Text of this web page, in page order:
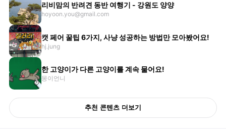
리비맘의 반려견 동반 여행기 - 강원도 양양
hoyoon.you@gmail.com
캣 페어 꿀팁 6가지, 사냥 성공하는 방법만 모아봤어요!
hj.jung
한 고양이가 다른 고양이를 계속 물어요!
몽이언니
추천 콘텐츠 더보기